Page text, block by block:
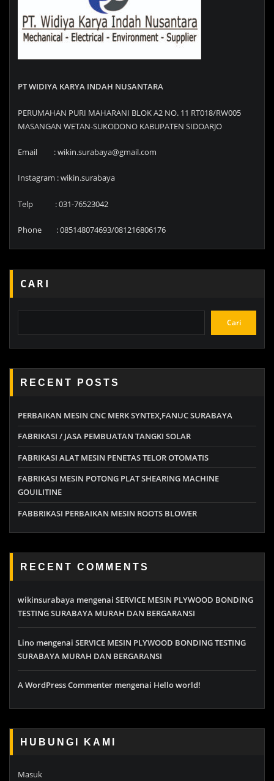
PT WIDIYA KARYA INDAH NUSANTARA
PERUMAHAN PURI MAHARANI BLOK A2 NO. 11 RT018/RW005
MASANGAN WETAN-SUKODONO KABUPATEN SIDOARJO
Email : wikin.surabaya@gmail.com
Instagram : wikin.surabaya
Telp : 031-76523042
Phone : 085148074693/081216806176
CARI
Cari
RECENT POSTS
PERBAIKAN MESIN CNC MERK SYNTEX,FANUC SURABAYA
FABRIKASI / JASA PEMBUATAN TANGKI SOLAR
FABRIKASI ALAT MESIN PENETAS TELOR OTOMATIS
FABRIKASI MESIN POTONG PLAT SHEARING MACHINE
GOUILITINE
FABBRIKASI PERBAIKAN MESIN ROOTS BLOWER
RECENT COMMENTS
wikinsurabaya mengenai SERVICE MESIN PLYWOOD BONDING
TESTING SURABAYA MURAH DAN BERGARANSI
Lino mengenai SERVICE MESIN PLYWOOD BONDING TESTING
SURABAYA MURAH DAN BERGARANSI
A WordPress Commenter mengenai Hello world!
HUBUNGI KAMI
Masuk